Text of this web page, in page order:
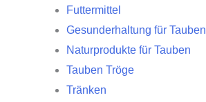
Futtermittel
Gesunderhaltung für Tauben
Naturprodukte für Tauben
Tauben Tröge
Tränken